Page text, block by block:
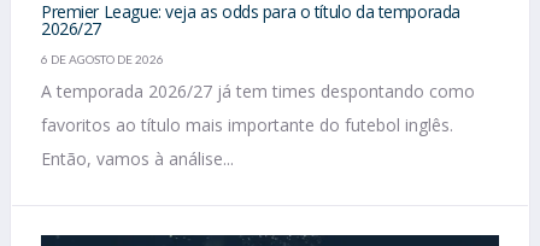
Premier League: veja as odds para o título da temporada
2026/27
6 DE AGOSTO DE 2026
A temporada 2026/27 já tem times despontando como
favoritos ao título mais importante do futebol inglês.
Então, vamos à análise...